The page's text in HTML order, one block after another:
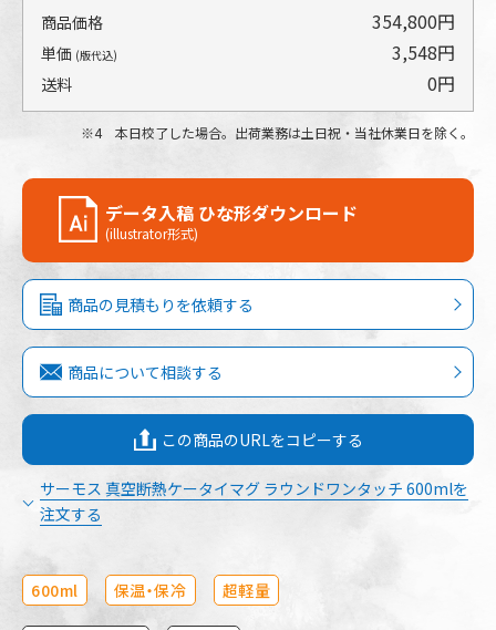
いところも特長です。
商品価格 354,800円
単価 (版代込) 3,548円
送料 0円
4 本日校了した場合。出荷業務は土日祝・当社休業日を除く。
データ入稿 ひな形ダウンロード
(illustrator形式)
商品の見積もりを依頼する
商品について相談する
この商品のURLをコピーする
サーモス 真空断熱ケータイマグ ラウンドワンタッチ 600mlを
注文する
600ml 保温・保冷 超軽量